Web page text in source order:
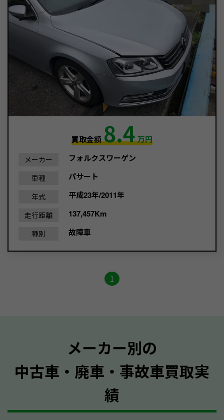
買取金額8.4万円
メーカー フォルクスワーゲン
車種 パサート
年式 平成23年/2011年
走行距離 137,457Km
種別 故障車
1
メーカー別の
中古車・廃車・事故車買取実
績